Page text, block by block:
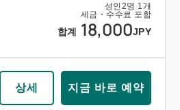
성인 2명 1개
세금・수수료 포함
합계 18,000JPY
상세 지금 바로 예약